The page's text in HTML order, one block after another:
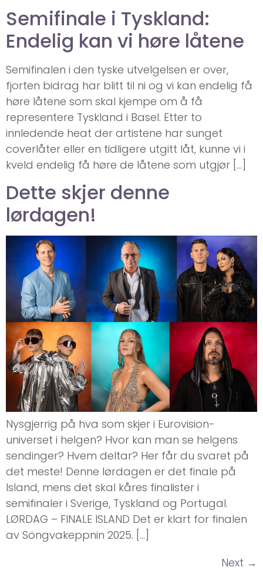
Semifinale i Tyskland:
Endelig kan vi høre låtene
Semifinalen i den tyske utvelgelsen er over,
fjorten bidrag har blitt til ni og vi kan endelig få
høre låtene som skal kjempe om å få
representere Tyskland i Basel. Etter to
innledende heat der artistene har sunget
coverlåter eller en tidligere utgitt låt, kunne vi i
kveld endelig få høre de låtene som utgjør […]
Dette skjer denne
lørdagen!
Nysgjerrig på hva som skjer i Eurovision-
universet i helgen? Hvor kan man se helgens
sendinger? Hvem deltar? Her får du svaret på
det meste! Denne lørdagen er det finale på
Island, mens det skal kåres finalister i
semifinaler i Sverige, Tyskland og Portugal.
LØRDAG – FINALE ISLAND Det er klart for finalen
av Söngvakeppnin 2025. […]
Next →